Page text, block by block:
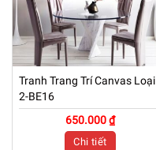
Tranh Trang Trí Canvas Loại
2-BE16
650.000 ₫
Chi tiết